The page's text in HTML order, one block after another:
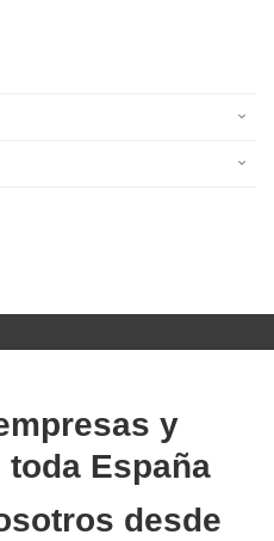
y
España
desde